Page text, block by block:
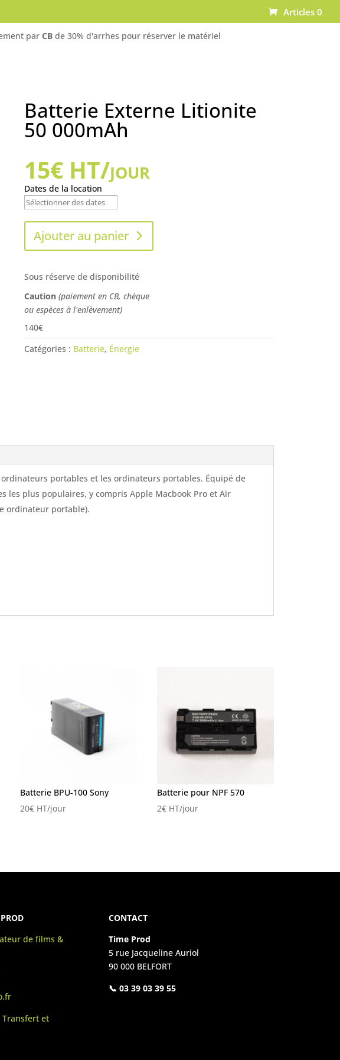
Articles 0
par CB de 30% d'arrhes pour réserver le matériel
Batterie Externe Litionite
50 000mAh
15€ HT/jour
Dates de la location
Ajouter au panier
Sous réserve de disponibilité
Caution (paiement en CB, chèque
ou espèces à l'enlèvement)
140€
Catégories : Batterie, Énergie
ordinateurs portables et les ordinateurs portables. Équipé de
les plus populaires, y compris Apple Macbook Pro et Air
ordinateur portable).
Batterie BPU-100 Sony
20€HT/jour
Batterie pour NPF 570
2€HT/jour
de films &
Transfert et
CONTACT
Time Prod
5 rue Jacqueline Auriol
90 000 BELFORT
📞 03 39 03 39 55